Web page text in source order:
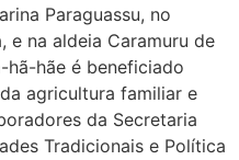
Paraguassu, no
e na aldeia Caramuru de
hã-hãe é beneficiado
agricultura familiar e
da Secretaria
Tradicionais e Política